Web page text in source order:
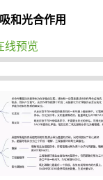
和光合作用
线预览